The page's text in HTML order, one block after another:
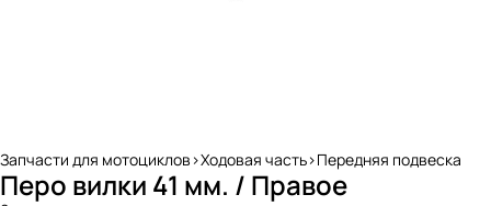
Запчасти для мотоциклов>Ходовая часть>Передняя подвеска
Перо вилки 41 мм. / Правое